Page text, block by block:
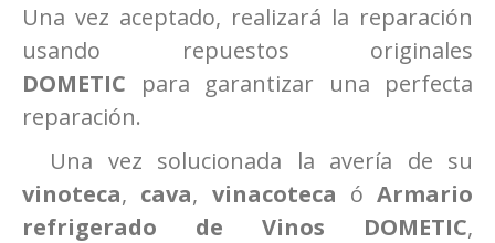
Una vez aceptado, realizará la reparación
usando repuestos originales
DOMETIC para garantizar una perfecta
reparación.
Una vez solucionada la avería de su
vinoteca, cava, vinacoteca ó Armario
refrigerado de Vinos DOMETIC,